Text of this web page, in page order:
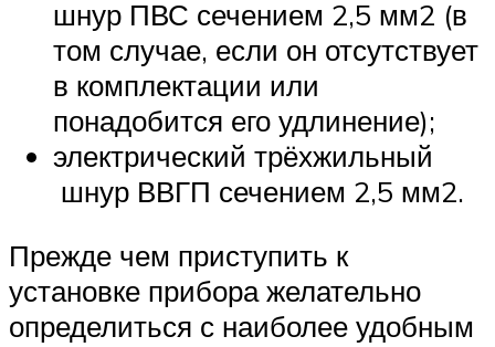
шнур ПВС сечением 2,5 мм2 (в
том случае, если он отсутствует
в комплектации или
понадобится его удлинение);
электрический трёхжильный
шнур ВВГП сечением 2,5 мм2.
Прежде чем приступить к
установке прибора желательно
определиться с наиболее удобным